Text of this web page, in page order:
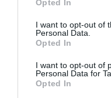
use your data for below
consent section.
Opted In
I want to opt-out of
Personal Data.
Opted In
I want to opt-out of
Personal Data for
Opted In